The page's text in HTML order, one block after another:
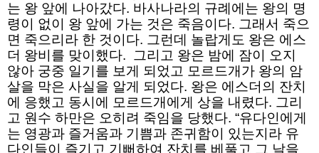
는 왕 앞에 나아갔다. 바사나라의 규례에는 왕의 명
령이 없이 왕 앞에 가는 것은 죽음이다. 그래서 죽으
면 죽으리라 한 것이다. 그런데 놀랍게도 왕은 에스
더 왕비를 맞이했다. 그리고 왕은 밤에 잠이 오지
않아 궁중 일기를 보게 되었고 모르드개가 왕의 암
살을 막은 사실을 알게 되었다. 왕은 에스더의 잔치
에 응했고 동시에 모르드개에게 상을 내렸다. 그리
고 원수 하만은 오히려 죽임을 당했다. “유다인에게
는 영광과 즐거움과 기쁨과 존귀함이 있는지라 유
다인들이 즐기고 기뻐하여 잔치를 베풀고 그 날을